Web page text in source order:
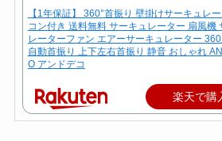
【1年保証】 360°首振り 壁掛けサーキュレ
コン付き 送料無料 サーキュレーター 扇風機
レーターファン エアーサーキュレーター 360
自動首振り 上下左右首振り 静音 おしゃれ
O アンドデコ
楽天で購